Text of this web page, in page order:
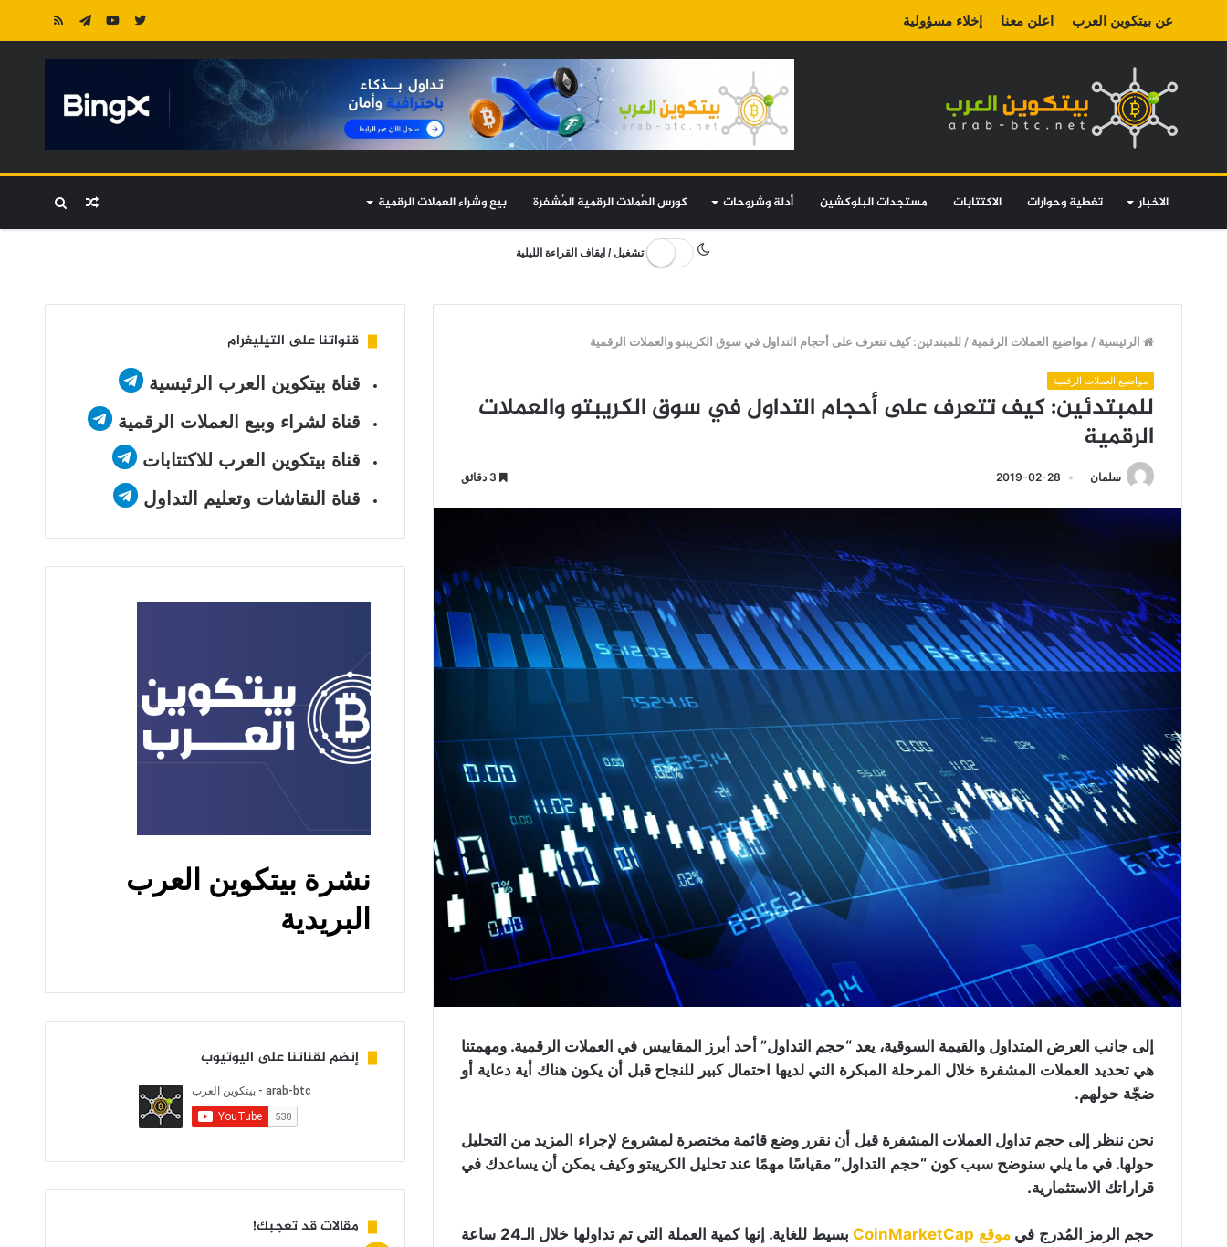
عن بيتكوين العرب اعلن معنا إخلاء مسؤولية
الاخبار تغطية وحوارات الاكتتابات مستجدات البلوكشين أدلة وشروحات كورس العُملات الرقمية المُشفرة بيع وشراء العملات الرقمية بحث مقال
تشغيل / ايقاف القراءة الليلية
الرئيسية / مواضيع العملات الرقمية / للمبتدئين: كيف تتعرف على أحجام التداول في سوق الكريبتو والعملات الرقمية
مواضيع العملات الرقمية
للمبتدئين: كيف تتعرف على أحجام التداول في سوق الكريبتو والعملات
الرقمية
سلمان 2019-02-28 3 دقائق
إلى جانب العرض المتداول والقيمة السوقية، يعد “حجم التداول” أحد أبرز المقاييس في العملات الرقمية. ومهمتنا
هي تحديد العملات المشفرة خلال المرحلة المبكرة التي لديها احتمال كبير للنجاح قبل أن يكون هناك أية دعاية أو
ضجّة حولهم.
نحن ننظر إلى حجم تداول العملات المشفرة قبل أن نقرر وضع قائمة مختصرة لمشروع لإجراء المزيد من التحليل
حولها. في ما يلي سنوضح سبب كون “حجم التداول” مقياسًا مهمًا عند تحليل الكريبتو ​​وكيف يمكن أن يساعدك في
قراراتك الاستثمارية.
حجم الرمز المُدرج فيموقع CoinMarketCap
بسيط للغاية. إنها كمية العملة التي تم تداولها خلال الـ24 ساعة
قنواتنا على التيليغرام
قناة بيتكوين العرب الرئيسية
قناة لشراء وبيع العملات الرقمية
قناة بيتكوين العرب للاكتتابات
قناة النقاشات وتعليم التداول
إنضم لقناتنا على اليوتيوب
مقالات قد تعجبك!